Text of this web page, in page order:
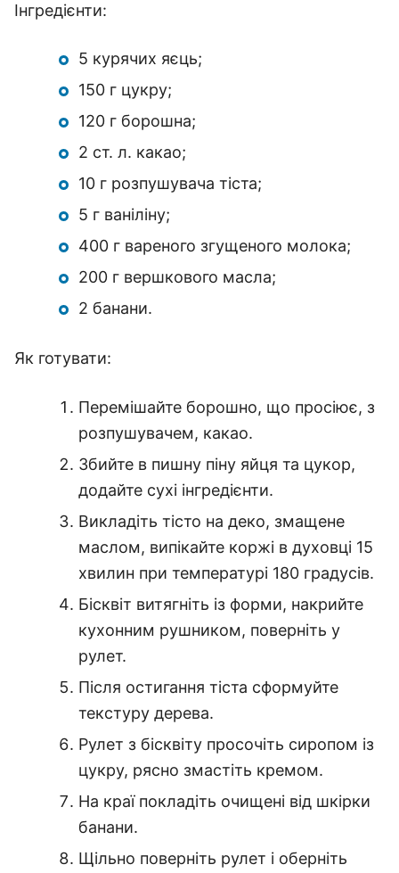
Інгредієнти:
5 курячих яєць;
150 г цукру;
120 г борошна;
2 ст. л. какао;
10 г розпушувача тіста;
5 г ваніліну;
400 г вареного згущеного молока;
200 г вершкового масла;
2 банани.
Як готувати:
Перемішайте борошно, що просіює, з
розпушувачем, какао.
Збийте в пишну піну яйця та цукор,
додайте сухі інгредієнти.
Викладіть тісто на деко, змащене
маслом, випікайте коржі в духовці 15
хвилин при температурі 180 градусів.
Бісквіт витягніть із форми, накрийте
кухонним рушником, поверніть у
рулет.
Після остигання тіста сформуйте
текстуру дерева.
Рулет з бісквіту просочіть сиропом із
цукру, рясно змастіть кремом.
На краї покладіть очищені від шкірки
банани.
Щільно поверніть рулет і оберніть